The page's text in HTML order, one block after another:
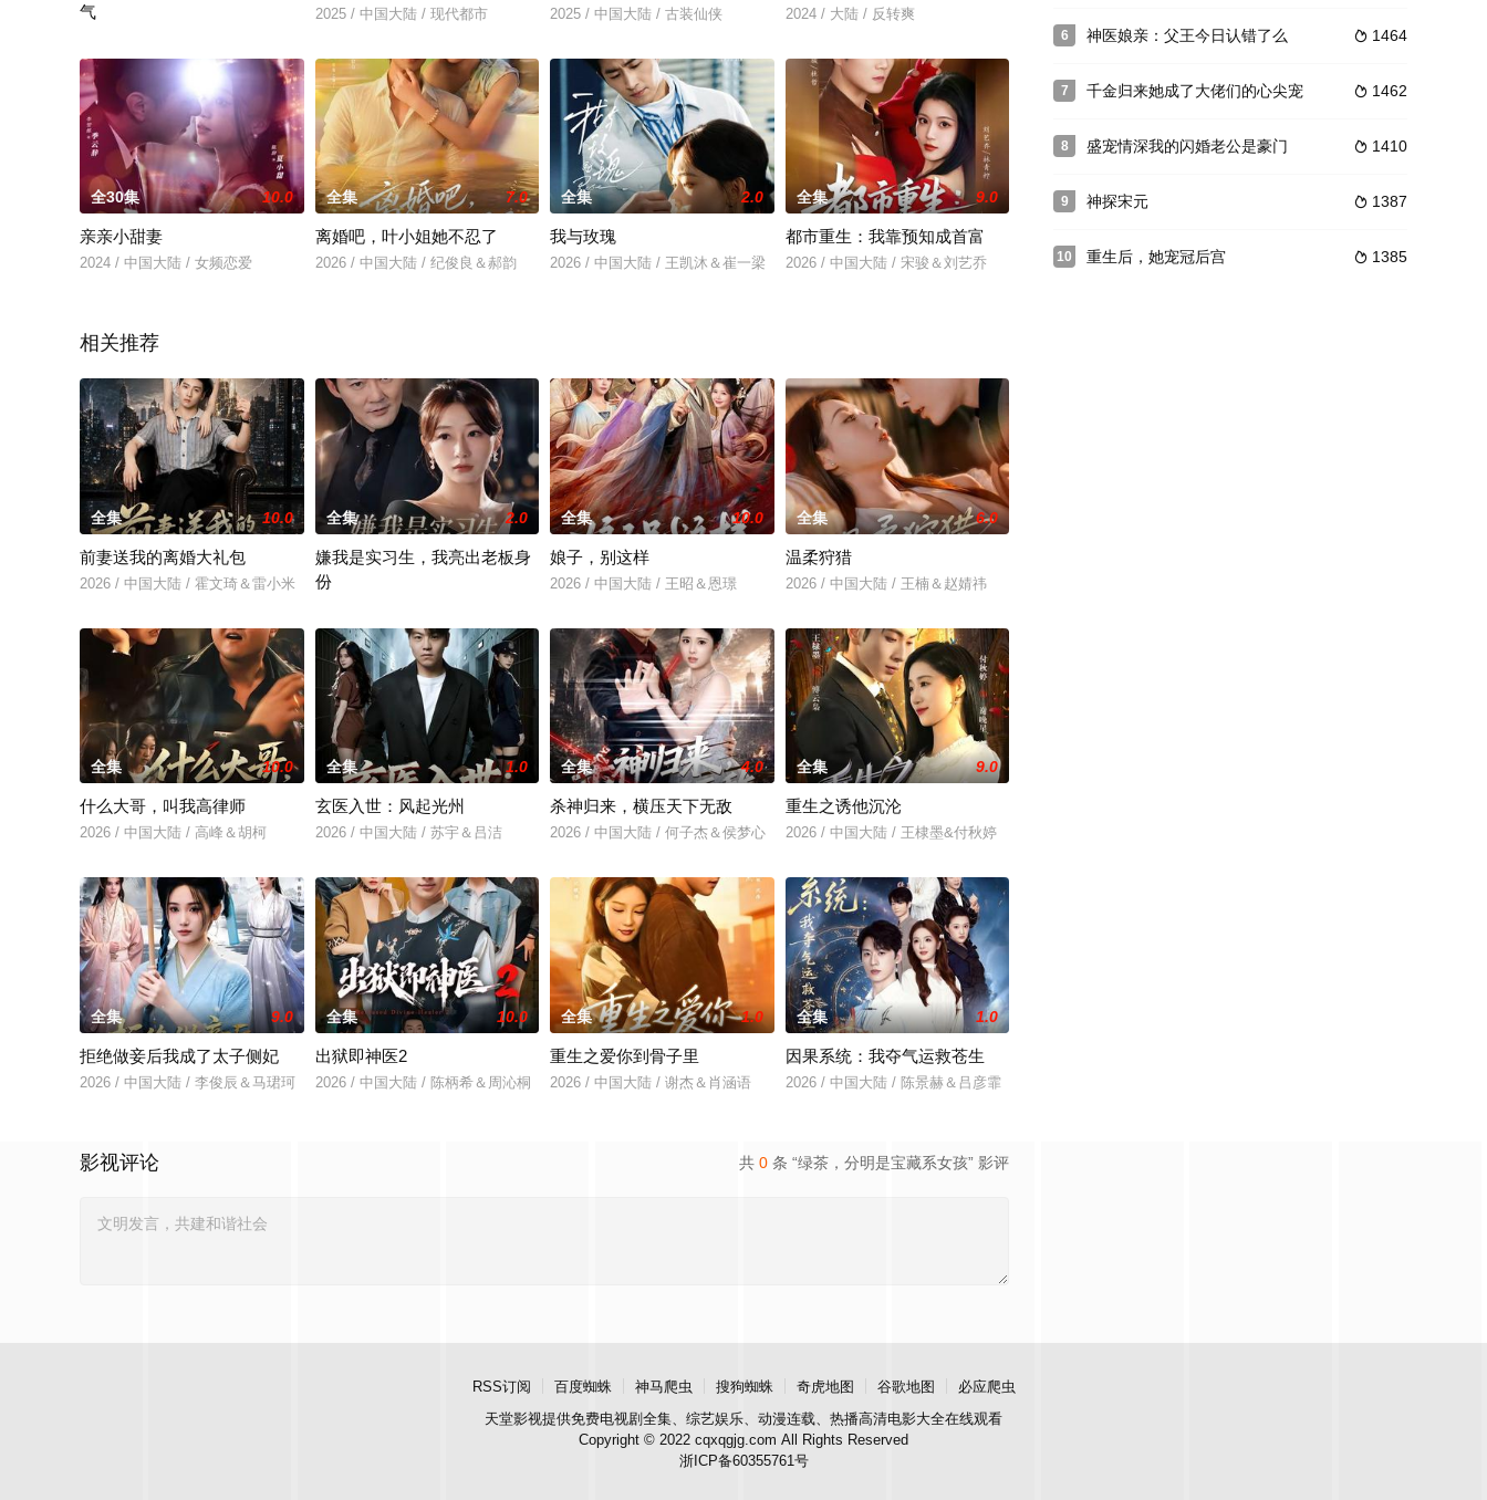
气
2025 / 中国大陆 / 现代都市 2025 / 中国大陆 / 古装仙侠 2024 / 大陆 / 反转爽
全30集 10.0
亲亲小甜妻
2024 / 中国大陆 / 女频恋爱
全集 7.0
离婚吧，叶小姐她不忍了
2026 / 中国大陆 / 纪俊良＆郝韵
全集 2.0
我与玫瑰
2026 / 中国大陆 / 王凯沐＆崔一梁
全集 9.0
都市重生：我靠预知成首富
2026 / 中国大陆 / 宋骏＆刘艺乔
相关推荐
全集 10.0
前妻送我的离婚大礼包
2026 / 中国大陆 / 霍文琦＆雷小米
全集 2.0
嫌我是实习生，我亮出老板身
份
全集 10.0
娘子，别这样
2026 / 中国大陆 / 王昭＆恩璟
全集 6.0
温柔狩猎
2026 / 中国大陆 / 王楠＆赵婧祎
全集 10.0
什么大哥，叫我高律师
2026 / 中国大陆 / 高峰＆胡柯
全集 1.0
玄医入世：风起光州
2026 / 中国大陆 / 苏宇＆吕洁
全集 4.0
杀神归来，横压天下无敌
2026 / 中国大陆 / 何子杰＆侯梦心
全集 9.0
重生之诱他沉沦
2026 / 中国大陆 / 王棣墨&付秋婷
全集 9.0
拒绝做妾后我成了太子侧妃
2026 / 中国大陆 / 李俊辰＆马珺珂
全集 10.0
出狱即神医2
2026 / 中国大陆 / 陈柄希＆周沁桐
全集 1.0
重生之爱你到骨子里
2026 / 中国大陆 / 谢杰＆肖涵语
全集 1.0
因果系统：我夺气运救苍生
2026 / 中国大陆 / 陈景赫＆吕彦霏
共 0 条 “绿茶，分明是宝藏系女孩” 影评
影视评论
6  1464
神医娘亲：父王今日认错了么
7  1462
千金归来她成了大佬们的心尖宠
8  1410
盛宠情深我的闪婚老公是豪门
9  1387
神探宋元
10  1385
重生后，她宠冠后宫
RSS订阅 百度蜘蛛 神马爬虫 搜狗蜘蛛 奇虎地图 谷歌地图
必应爬虫
天堂影视提供免费电视剧全集、综艺娱乐、动漫连载、热播高清电影大全在线观看
Copyright © 2022 cqxqgjg.com All Rights Reserved
浙ICP备60355761号